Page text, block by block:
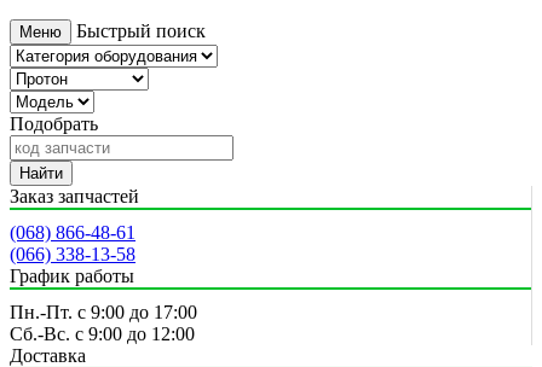
Меню Быстрый поиск
Подобрать
Найти
Заказ запчастей
(068) 866-48-61
(066) 338-13-58
График работы
Пн.-Пт. с 9:00 до 17:00
Сб.-Вс. с 9:00 до 12:00
Доставка